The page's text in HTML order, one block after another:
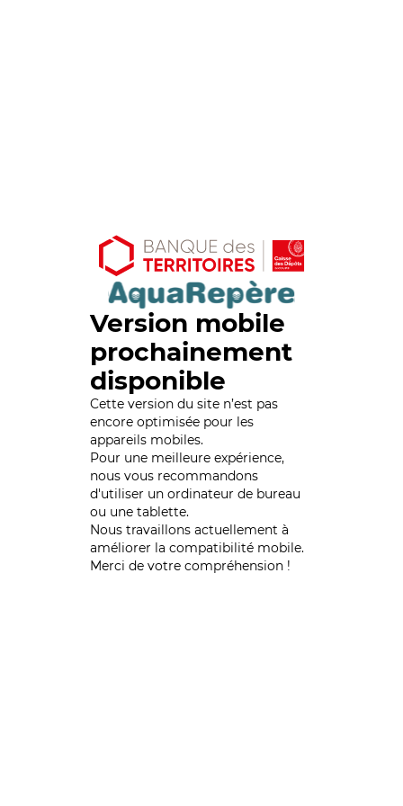
Version mobile
prochainement
disponible
Cette version du site n’est pas
encore optimisée pour les
appareils mobiles.
Pour une meilleure expérience,
nous vous recommandons
d'utiliser un ordinateur de bureau
ou une tablette.
Nous travaillons actuellement à
améliorer la compatibilité mobile.
Merci de votre compréhension !